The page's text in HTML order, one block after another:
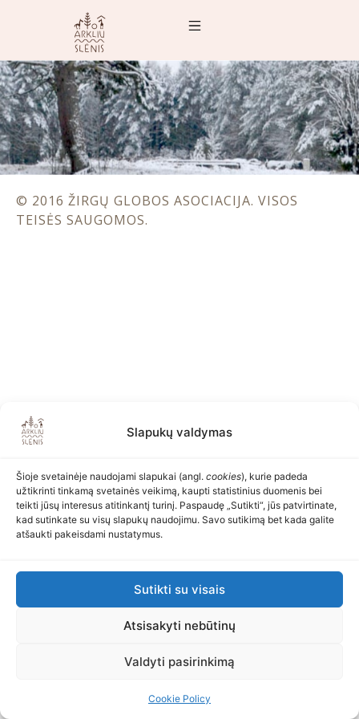
Slapukų valdymas
Šioje svetainėje naudojami slapukai (angl. cookies), kurie padeda
užtikrinti tinkamą svetainės veikimą, kaupti statistinius duomenis bei
teikti jūsų interesus atitinkantį turinį. Paspaudę „Sutikti“, jūs patvirtinate,
kad sutinkate su visų slapukų naudojimu. Savo sutikimą bet kada galite
atšaukti pakeisdami nustatymus.
Sutikti su visais
Atsisakyti nebūtinų
Valdyti pasirinkimą
Cookie Policy
© 2016 ŽIRGŲ GLOBOS ASOCIACIJA. VISOS
TEISĖS SAUGOMOS.